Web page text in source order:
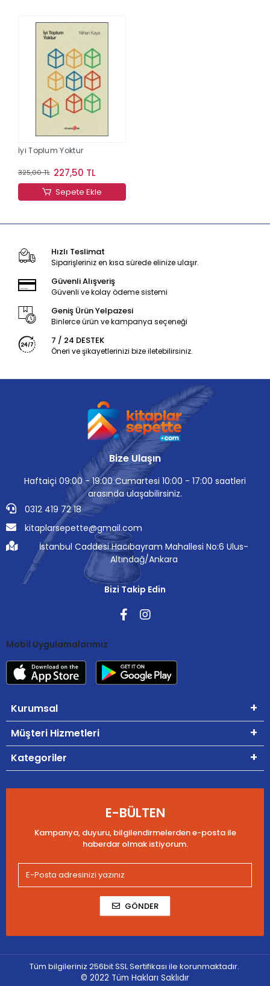
İyi Toplum Yoktur
325,00 TL 227,50 TL
Sepete Ekle
Hızlı Teslimat
Siparişleriniz en kısa sürede elinize ulaşır.
Güvenli Alışveriş
Güvenli ve kolay ödeme sistemi
Geniş Ürün Yelpazesi
Binlerce ürün ve kampanya seçeneği
7 / 24 DESTEK
Öneri ve şikayetlerinizi bize iletebilirsiniz.
Bize Ulaşın
Haftaiçi 09:00 - 19:00 Cumartesi 10:00 - 17:00 saatleri
arasında ulaşabilirsiniz.
0312 419 72 18
kitaplarsepette@gmail.com
İstanbul Caddesi Hacıbayram Mahallesi No:6 Ulus-
Altındağ/Ankara
Bizi Takip Edin
Mobil Uygulamalarımız
Kurumsal
Müşteri Hizmetleri
Kategoriler
E-BÜLTEN
Kampanya, duyuru, bilgilendirmelerden e-posta ile
haberdar olmak istiyorum.
GÖNDER
Tüm bilgileriniz 256bit SSL Sertifikası ile korunmaktadır.
© 2022 Tüm Hakları Saklıdır